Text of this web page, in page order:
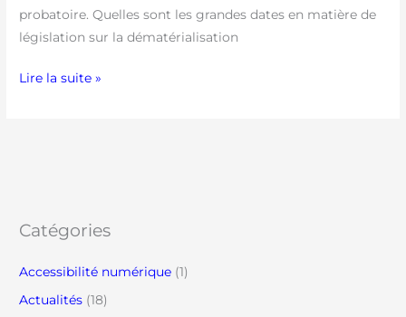
probatoire. Quelles sont les grandes dates en matière de
législation sur la dématérialisation
Lire la suite »
Catégories
Accessibilité numérique (1)
Actualités (18)